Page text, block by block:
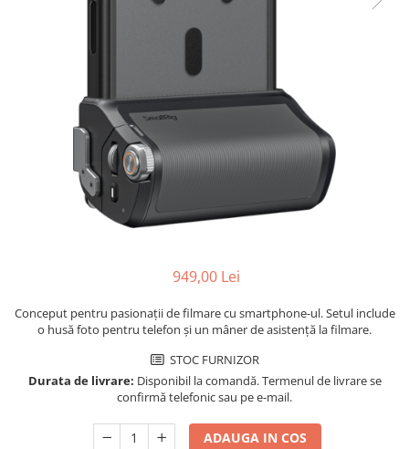
Capace obiectiv si camera
Filtre White Balance
Accesorii filtre
Convertoare pe filet foto video
Inele reductii obiective
Compatibil Sony
Blitz-uri circulare (Macro)
Adaptoare stativ port umbrela si
Comander TTL
949,00 Lei
Conceput pentru pasionații de filmare cu smartphone-ul. Setul include
o husă foto pentru telefon și un mâner de asistență la filmare.
STOC FURNIZOR
Durata de livrare: Disponibil la comandă. Termenul de livrare se
confirmă telefonic sau pe e-mail.
ADAUGA IN COS